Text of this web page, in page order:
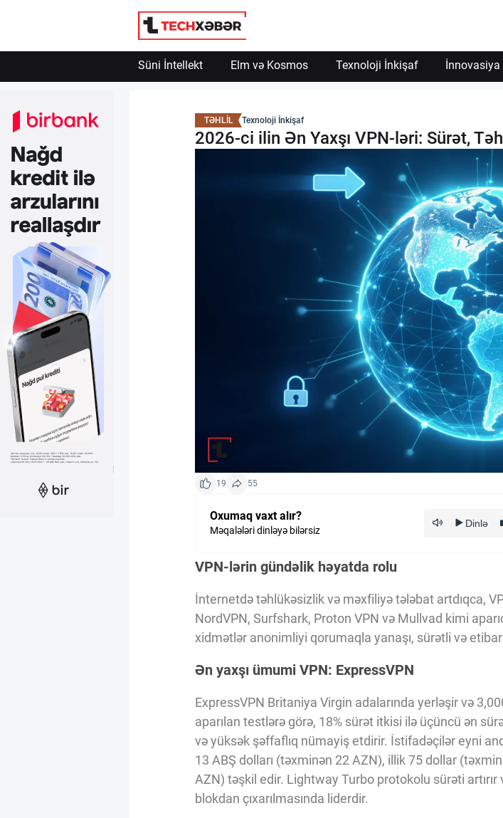
Powered by SendPulse
Süni İntellekt Elm və Kosmos Texnoloji İnkişaf
Süni İntellekt
Elm və Kosmos
İSTIFADƏ ŞƏRTLƏRİ
MƏXFİLİK SİYASƏTİ
Vizyoner Baxışı
Innovasiya Bələdçisi
Gələcəyin Təhlili
Podkastlar
TƏHLİL Texnoloji İnkişaf
2026-ci ilin Ən Yaxşı VPN-ləri: Sürət,
19 55
Oxumaq vaxt alır?
Məqalələri dinləyə bilərsiz
VPN-lərin gündəlik həyatda rolu
İnternetdə təhlükəsizlik və məxfiliyə tələbat artdıqca,
NordVPN, Surfshark, Proton VPN və Mullvad kimi
xidmətlər anonimliyi qorumaqla yanaşı, sürətli və
Ən yaxşı ümumi VPN: ExpressVPN
ExpressVPN Britaniya Virgin adalarında yerləşir və
aparılan testlərə görə, 18% sürət itkisi ilə üçüncü ən
və yüksək şəffaflıq nümayiş etdirir. İstifadəçilər eyni
13 ABŞ dolları (təxminən 22 AZN), illik 75 dollar
AZN) təşkil edir. Lightway Turbo protokolu sürəti
blokdan çıxarılmasında liderdir.